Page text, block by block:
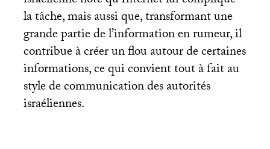
la tâche, mais aussi que, transformant une
grande partie de l’information en rumeur, il
contribue à créer un flou autour de certaines
informations, ce qui convient tout à fait au
style de communication des autorités
israéliennes.